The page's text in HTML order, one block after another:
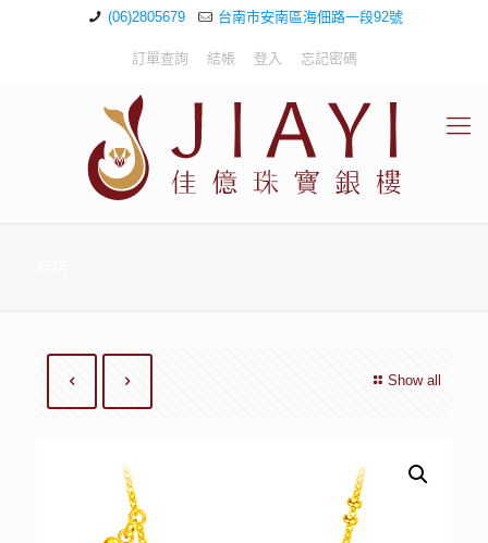
(06)2805679 台南市安南區海佃路一段92號
訂單查詢 結帳 登入 忘記密碼
Show all